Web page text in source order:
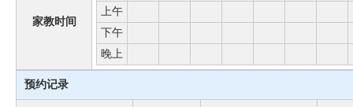
家教时间
上午
下午
晚上
预约记录